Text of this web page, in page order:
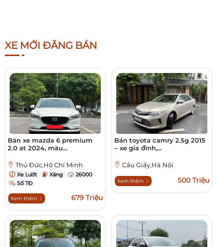
XE MỚI ĐĂNG BÁN
Bán xe mazda 6 premium
2.0 at 2024, màu...
Thủ Đức,Hồ Chí Minh
Xe Lướt Xăng
26000
Số TĐ
Xem thêm 679 Triệu
Bán toyota camry 2.5g 2015
– xe gia đình,...
Cầu Giấy,Hà Nội
Xem thêm 500 Triệu